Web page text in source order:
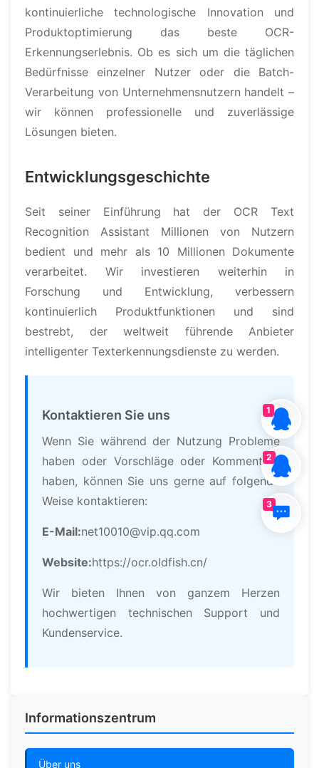
Informationszentrum
Über uns
kontinuierliche technologische Innovation und
Produktoptimierung das beste OCR-
Erkennungserlebnis. Ob es sich um die täglichen
Bedürfnisse einzelner Nutzer oder die Batch-
Verarbeitung von Unternehmensnutzern handelt –
wir können professionelle und zuverlässige
Lösungen bieten.
Entwicklungsgeschichte
Seit seiner Einführung hat der OCR Text
Recognition Assistant Millionen von Nutzern
bedient und mehr als 10 Millionen Dokumente
verarbeitet. Wir investieren weiterhin in
Forschung und Entwicklung, verbessern
kontinuierlich Produktfunktionen und sind
bestrebt, der weltweit führende Anbieter
intelligenter Texterkennungsdienste zu werden.
Kontaktieren Sie uns
Wenn Sie während der Nutzung Probleme
haben oder Vorschläge oder Kommentare
haben, können Sie uns gerne auf folgende
Weise kontaktieren:
E-Mail:net10010@vip.qq.com
Website:https://ocr.oldfish.cn/
Wir bieten Ihnen von ganzem Herzen
hochwertigen technischen Support und
Kundenservice.
1
2
3